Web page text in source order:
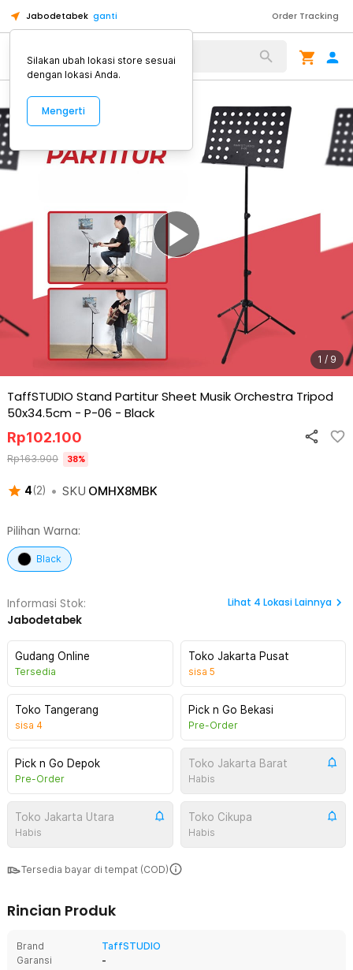
Jabodetabek ganti Order Tracking
Alat Kopi
1 / 9
TaffSTUDIO Stand Partitur Sheet Musik Orchestra Tripod
50x34.5cm - P-06 - Black
4(2) • SKU OMHX8MBK
Rp102.100
Rp163.900 38%
Pilihan Warna:
Black
Informasi Stok:
Jabodetabek
Lihat 4 Lokasi Lainnya
Gudang Online
Tersedia
Toko Jakarta Pusat
sisa 5
Toko Tangerang
sisa 4
Pick n Go Bekasi
Pre-Order
Pick n Go Depok
Pre-Order
Toko Jakarta Barat
Habis
Toko Jakarta Utara
Habis
Toko Cikupa
Habis
Tersedia bayar di tempat (COD)
Rincian Produk
Brand
TaffSTUDIO
Garansi
-
Silakan ubah lokasi store sesuai
dengan lokasi Anda.
Mengerti